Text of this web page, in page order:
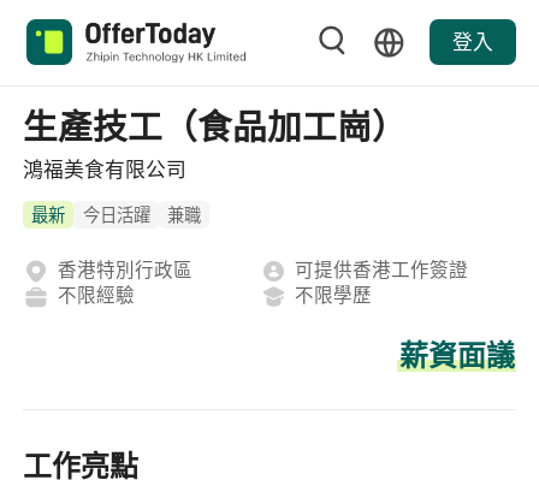
登入
生產技工（食品加工崗）
鴻福美食有限公司
最新 今日活躍 兼職
香港特別行政區
可提供香港工作簽證
不限經驗
不限學歷
薪資面議
工作亮點